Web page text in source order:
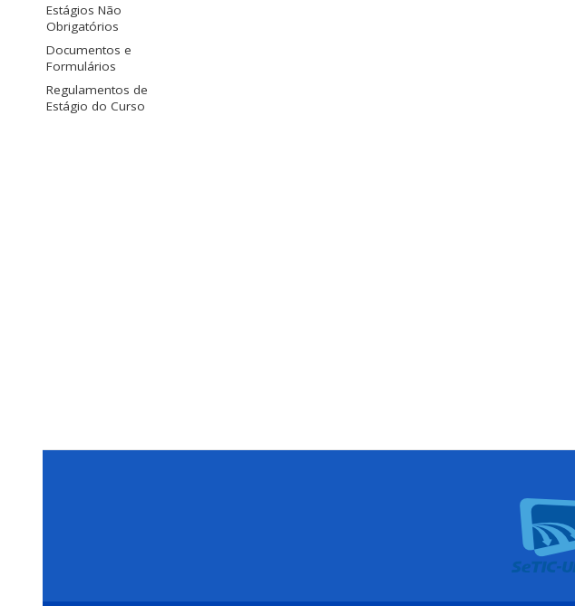
Estágios Não
Obrigatórios
Documentos e
Formulários
Regulamentos de
Estágio do Curso